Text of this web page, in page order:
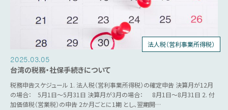
人事労務
源泉税
営業税
個人所得税
法人税（営利事業所得税）
2025.03.05
台湾の税務・社保手続きについて
税務申告スケジュール 1. 法人税（営利事業所得税）の確定申告 決算月が12月
の場合： 5月1日～5月31日 決算月が3月の場合： 8月1日～8月31日 2. 付
加価値税（営業税）の申告 2か月ごとに1期 とし、翌期開…